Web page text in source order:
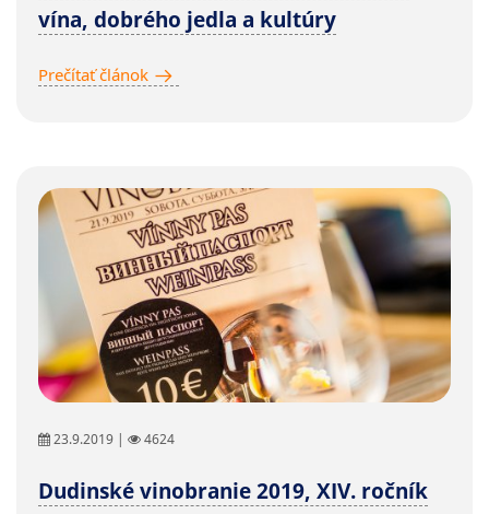
vína, dobrého jedla a kultúry
Prečítať článok
23.9.2019 | 4624
Dudinské vinobranie 2019, XIV. ročník